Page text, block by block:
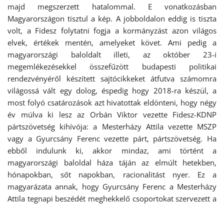
majd megszerzett hatalommal. E vonatkozásban
Magyarországon tisztul a kép. A jobboldalon eddig is tiszta
volt, a Fidesz folytatni fogja a kormányzást azon világos
elvek, értékek mentén, amelyeket követ. Ami pedig a
magyarországi baloldalt illeti, az október 23-i
megemlékezésekkel összefűzött budapesti politikai
rendezvényéről készített sajtócikkeket átfutva számomra
világossá vált egy dolog, éspedig hogy 2018-ra készül, a
most folyó csatározások azt hivatottak eldönteni, hogy négy
év múlva ki lesz az Orbán Viktor vezette Fidesz-KDNP
pártszövetség kihívója: a Mesterházy Attila vezette MSZP
vagy a Gyurcsány Ferenc vezette párt, pártszövetség. Ha
ebből indulunk ki, akkor mindaz, ami történt a
magyarországi baloldal háza táján az elmúlt hetekben,
hónapokban, sőt napokban, racionalitást nyer. Ez a
magyarázata annak, hogy Gyurcsány Ferenc a Mesterházy
Attila tegnapi beszédét meghekkelő csoportokat szervezett a